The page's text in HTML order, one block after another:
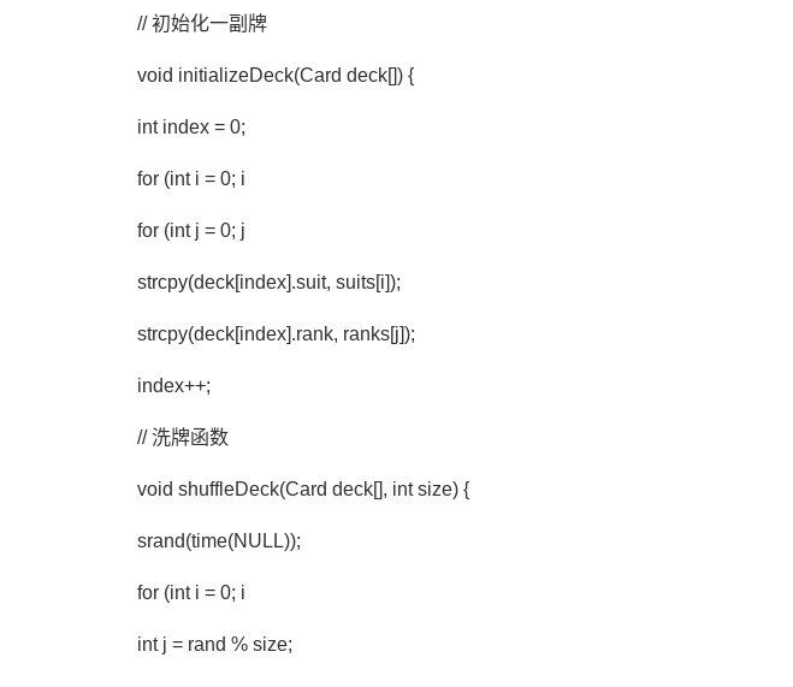
// 初始化一副牌
void initializeDeck(Card deck[]) {
int index = 0;
for (int i = 0; i
for (int j = 0; j
strcpy(deck[index].suit, suits[i]);
strcpy(deck[index].rank, ranks[j]);
index++;
// 洗牌函数
void shuffleDeck(Card deck[], int size) {
srand(time(NULL));
for (int i = 0; i
int j = rand % size;